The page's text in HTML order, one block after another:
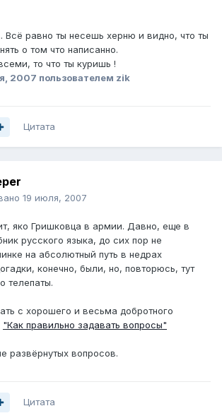
равно ты несешь херню и видно, что ты
о том что написанно.
то что ты куришь !
2007 пользователем zik
Цитата
19 июля, 2007
яко Гришковца в армии. Давно, еще в
русского языка, до сих пор не
на абсолютный путь в недрах
конечно, были, но, повторюсь, тут
телепаты.
с хорошего и весьма добротного
"Как правильно задавать вопросы"
развёрнутых вопросов.
Цитата